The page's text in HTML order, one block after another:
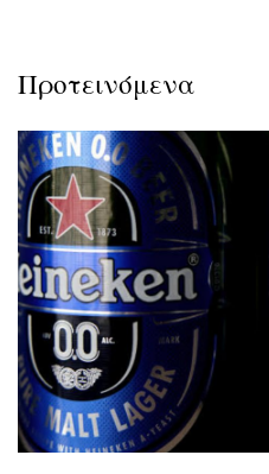
Προτεινόμενα